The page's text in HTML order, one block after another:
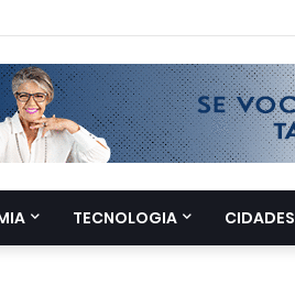
TECNOLOGIA CIDADES